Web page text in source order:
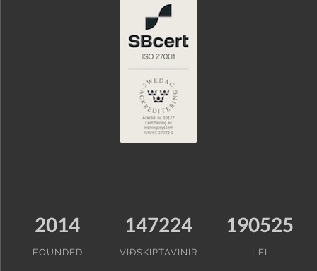
2014
FOUNDED
147224
VIÐSKIPTAVINIR
190525
LEI